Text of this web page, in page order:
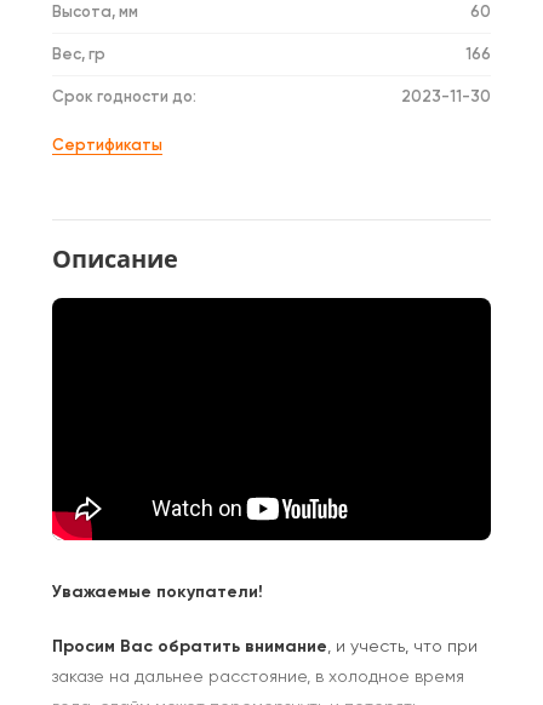
Высота, мм 60
Вес, гр 166
Срок годности до: 2023-11-30
Сертификаты
Описание
Уважаемые покупатели!
Просим Вас обратить внимание , и учесть, что при
заказе на дальнее расстояние, в холодное время